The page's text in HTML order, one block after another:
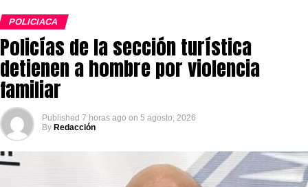
POLICIACA
Policías de la sección turística
detienen a hombre por violencia
familiar
Published 7 horas ago on 5 agosto, 2026
By Redacción